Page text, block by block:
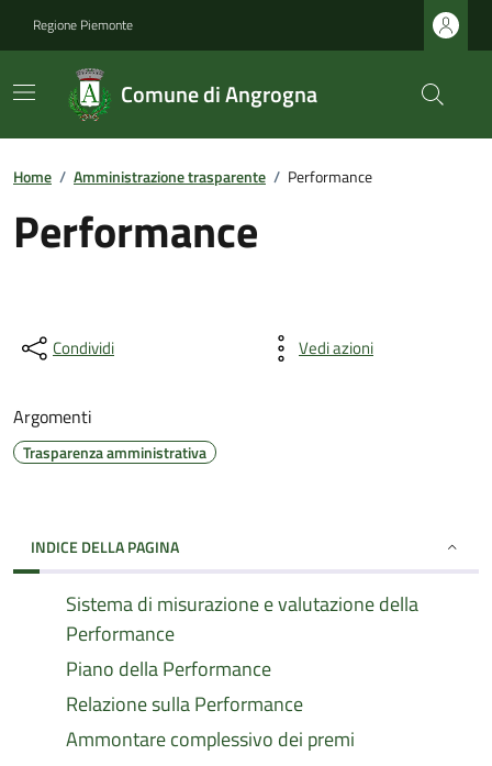
Regione Piemonte
Comune di Angrogna
Home / Amministrazione trasparente / Performance
Performance
Condividi Vedi azioni
Argomenti
Trasparenza amministrativa
INDICE DELLA PAGINA
Sistema di misurazione e valutazione della
Performance
Piano della Performance
Relazione sulla Performance
Ammontare complessivo dei premi